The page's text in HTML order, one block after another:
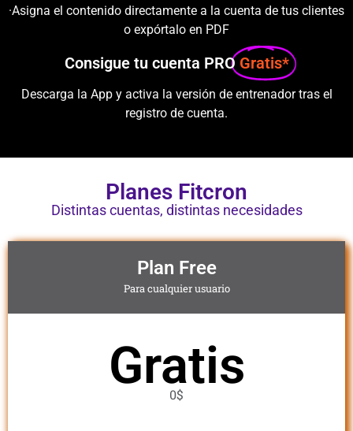
·Asigna el contenido directamente a la cuenta de tus clientes
o expórtalo en PDF
Consigue tu cuenta PRO Gratis*
Descarga la App y activa la versión de entrenador tras el
registro de cuenta.
Planes Fitcron
Distintas cuentas, distintas necesidades
Plan Free
Para cualquier usuario
Gratis
0$